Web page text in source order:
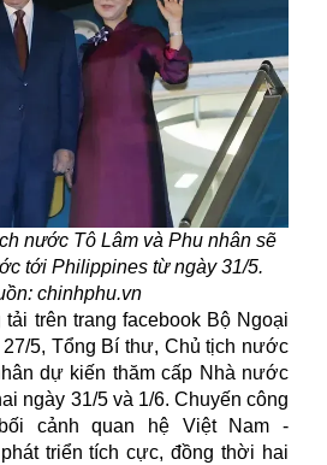
nước Tô Lâm và Phu nhân sẽ
tới Philippines từ ngày 31/5.
chinhphu.vn
trên trang facebook Bộ Ngoại
5, Tổng Bí thư, Chủ tịch nước
dự kiến thăm cấp Nhà nước
ngày 31/5 và 1/6. Chuyến công
cảnh quan hệ Việt Nam -
triển tích cực, đồng thời hai